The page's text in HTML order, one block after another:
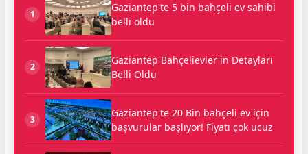
1
Gaziantep'te 5 bin bahçeli ev sahibi
belli oldu
2
Gaziantep Bahçelievler'in Detayları
Belli Oldu
3
Gaziantep'te 20 Bin bahçeli ev için
başvurular başlıyor! Fiyatı çok ucuz